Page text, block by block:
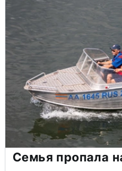
Семья пропала